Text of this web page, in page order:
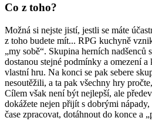
Co z toho?
Možná si nejste jistí, jestli se máte
z toho budete mít... RPG kuchyně
„my sobě“. Skupina herních nadšenců
dostanou stejné podmínky a omezení
vlastní hru. Na konci se pak sebere
nesoutěžili, a ta pak všechny hry
Cílem však není být nejlepší, ale
dokážete nejen přijít s dobrými
čase zpracovat, dotáhnout do konce a